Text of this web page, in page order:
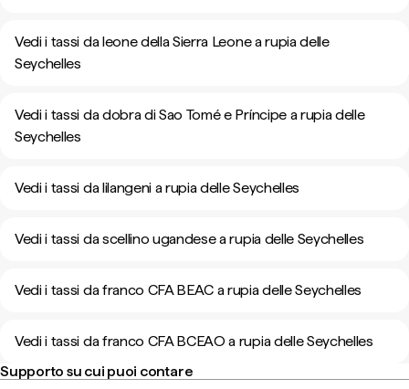
Vedi i tassi da leone della Sierra Leone a rupia delle
Seychelles
Vedi i tassi da dobra di Sao Tomé e Príncipe a rupia delle
Seychelles
Vedi i tassi da lilangeni a rupia delle Seychelles
Vedi i tassi da scellino ugandese a rupia delle Seychelles
Vedi i tassi da franco CFA BEAC a rupia delle Seychelles
Vedi i tassi da franco CFA BCEAO a rupia delle Seychelles
Supporto su cui puoi contare